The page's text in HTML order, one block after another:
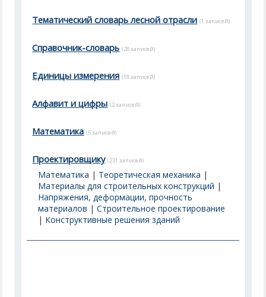
Тематический словарь лесной отрасли (1 записей)
Справочник-словарь (28 записей)
Единицы измерения (18 записей)
Алфавит и цифры (2 записей)
Математика (5 записей)
Проектировщику (231 записей)
Математика | Теоретическая механика |
Материалы для строительных конструкций |
Напряжения, деформации, прочность
материалов |Строительное проектирование
| Конструктивные решения зданий